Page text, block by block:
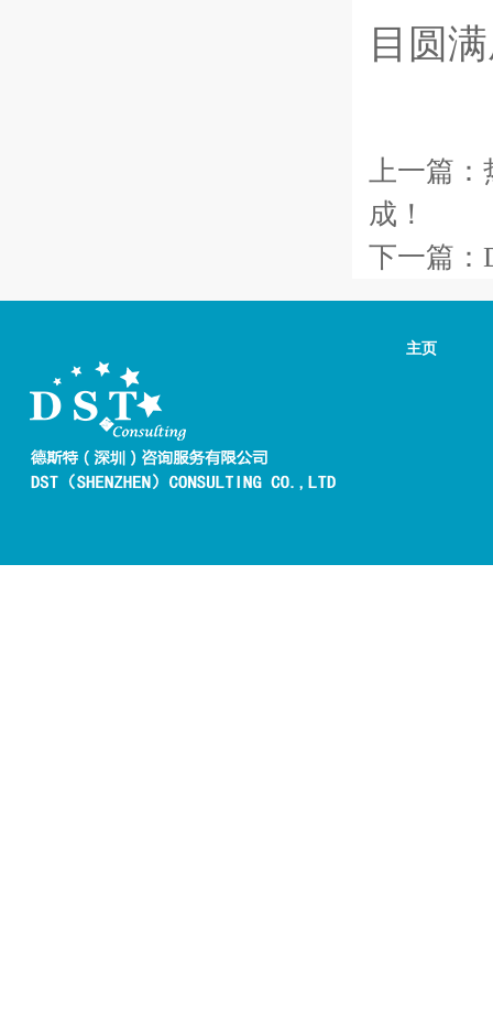
目圆
上一篇：
成！
下一篇：
主页